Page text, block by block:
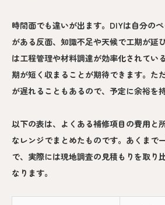
時間面でも違いが出ます。DIYは自分の
がある反面、知識不足や天候で工期が延
は工程管理や材料調達が効率化されてい
期が短く収まることが期待できます。た
が遅れることもあるので、予定に余裕を
以下の表は、よくある補修項目の費用と
なレンジでまとめたものです。あくまで
で、実際には現地調査の見積もりを取り
なります。